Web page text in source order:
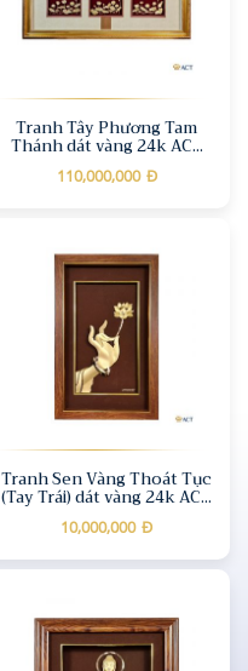
Tranh Tây Phương Tam
Thánh dát vàng 24k ACT
GOLD ISO 9001:2015 (Mẫu
1)
110,000,000 Đ
Tranh Sen Vàng Thoát Tục
(Tay Trái) dát vàng 24k ACT
GOLD ISO 9001:2015
10,000,000 Đ